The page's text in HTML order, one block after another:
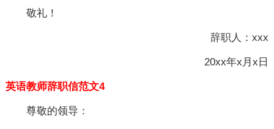
敬礼！
辞职人：xxx
20xx年x月x日
英语教师辞职信范文4
尊敬的领导：